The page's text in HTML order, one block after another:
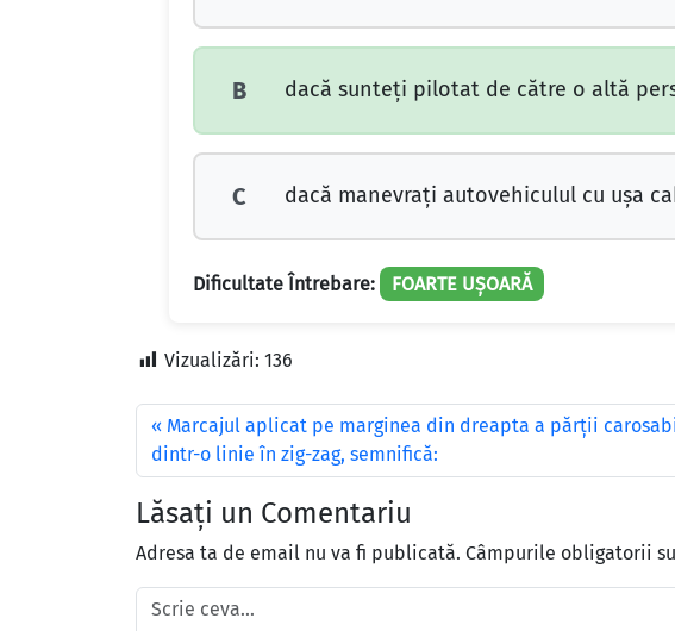
B dacă sunteţi pilotat de către o altă
C dacă manevraţi autovehiculul cu uşa
Dificultate Întrebare: FOARTE UȘOARĂ
Vizualizări: 136
Marcajul aplicat pe marginea din dreapta a părţii
dintr-o linie în zig-zag, semnifică:
Lăsați un Comentariu
Adresa ta de email nu va fi publicată. Câmpurile obligatorii